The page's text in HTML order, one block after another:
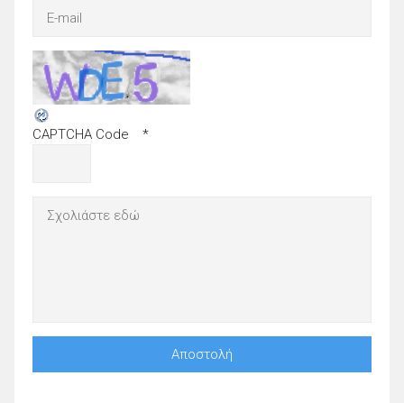
CAPTCHA Code *